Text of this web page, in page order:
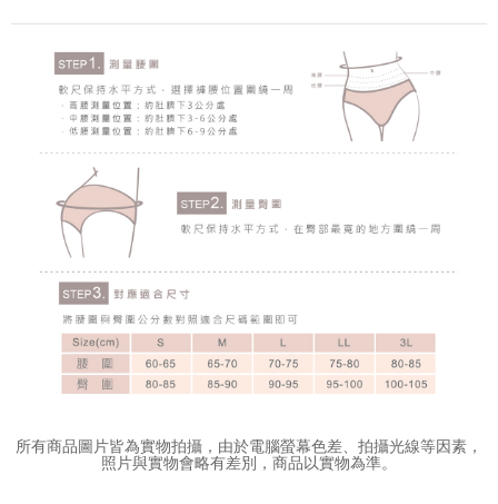
所有商品圖片皆為實物拍攝，由於電腦螢幕色差、拍攝光線等因素，
照片與實物會略有差別，商品以實物為準。